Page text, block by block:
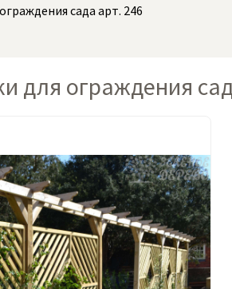
сада арт. 246
для ограждения